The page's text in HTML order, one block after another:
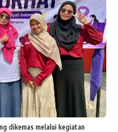
dikemas melalui kegiatan